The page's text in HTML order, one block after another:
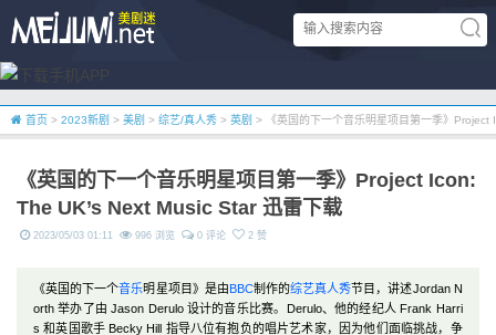
首页 > 2023新剧 > 美剧 > 综艺/真人秀 > 英剧 > 《英国的下一个音乐明星项目第一季》Project
《英国的下一个音乐明星项目第一季》Project Icon:
The UK’s Next Music Star 迅雷下载
2023/05/03 01:11 996 浏览 0 评论 2 赞
《英国的下一个音乐明星项目》是由BBC制作的综艺真人秀节目，讲述Jordan N
orth 举办了由 Jason Derulo 设计的音乐比赛。Derulo、他的经纪人 Frank Harri
s 和英国歌手 Becky Hill 指导八位有抱负的唱片艺术家，因为他们面临挑战，争